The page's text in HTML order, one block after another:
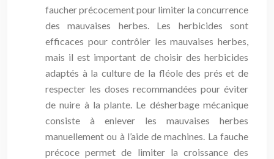
faucher précocement pour limiter la concurrence
des mauvaises herbes. Les herbicides sont
efficaces pour contrôler les mauvaises herbes,
mais il est important de choisir des herbicides
adaptés à la culture de la fléole des prés et de
respecter les doses recommandées pour éviter
de nuire à la plante. Le désherbage mécanique
consiste à enlever les mauvaises herbes
manuellement ou à l’aide de machines. La fauche
précoce permet de limiter la croissance des